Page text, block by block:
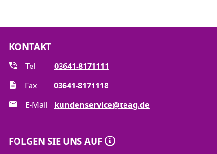
KONTAKT
Tel
03641-8171111
Fax
03641-8171118
E-Mail
kundenservice@teag.de
FOLGEN SIE UNS AUF